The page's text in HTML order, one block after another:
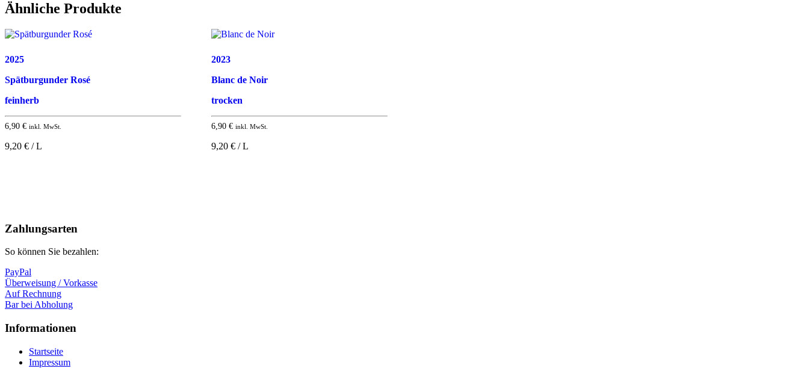
Ähnliche Produkte
2025
Spätburgunder Rosé
feinherb
6,90 € inkl. MwSt.
9,20 € / L
2023
Blanc de Noir
trocken
6,90€ inkl. MwSt.
9,20 € / L
oben
Zahlungsarten
So können Sie bezahlen:
PayPal
Überweisung / Vorkasse
Auf Rechnung
Bar bei Abholung
Informationen
Startseite
Impressum